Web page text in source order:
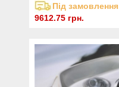
Під замовлення
9612.75 грн.